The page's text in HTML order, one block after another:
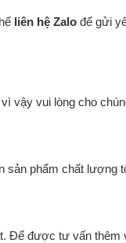
liên hệ Zalo để gửi
vậy vui lòng cho
sản phẩm chất lượng
Để được tư vấn thêm